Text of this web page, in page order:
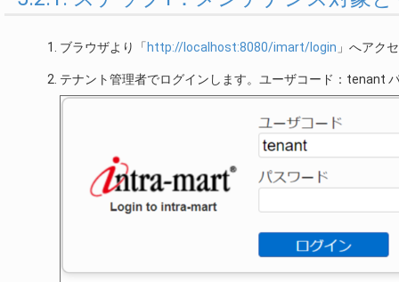
ブラウザより「http://localhost:8080/imart/login 」へアク
テナント管理者でログインします。ユーザコード：tenant